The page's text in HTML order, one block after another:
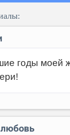
годы моей